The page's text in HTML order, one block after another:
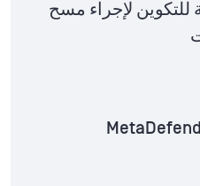
للتكوين لإجراء مسح